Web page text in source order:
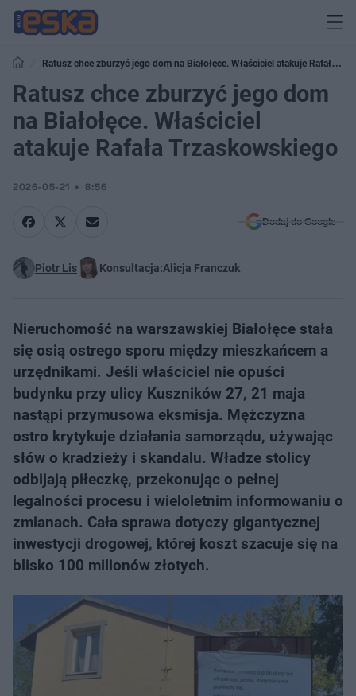
Ratusz chce zburzyć jego dom na Białołęce. Właściciel atakuje Rafała
Trzaskowskiego
Ratusz chce zburzyć jego dom
na Białołęce. Właściciel
atakuje Rafała Trzaskowskiego
2026-05-21 8:56
Dodaj do Google
Piotr Lis Konsultacja:Alicja Franczuk
Nieruchomość na warszawskiej Białołęce stała
się osią ostrego sporu między mieszkańcem a
urzędnikami. Jeśli właściciel nie opuści
budynku przy ulicy Kuszników 27, 21 maja
nastąpi przymusowa eksmisja. Mężczyzna
ostro krytykuje działania samorządu, używając
słów o kradzieży i skandalu. Władze stolicy
odbijają piłeczkę, przekonując o pełnej
legalności procesu i wieloletnim informowaniu o
zmianach. Cała sprawa dotyczy gigantycznej
inwestycji drogowej, której koszt szacuje się na
blisko 100 milionów złotych.